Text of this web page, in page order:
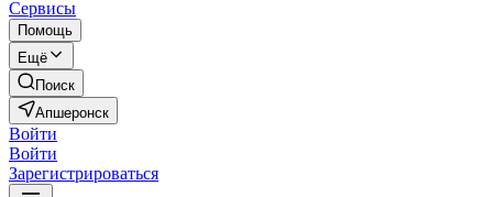
Сервисы
Помощь
Ещё
Поиск
Апшеронск
Войти
Войти
Зарегистрироваться